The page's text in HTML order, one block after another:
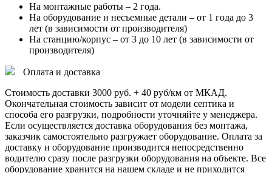
На монтажные работы – 2 года.
На оборудование и несъемные детали – от 1 года до 3
лет (в зависимости от производителя)
На станцию/корпус – от 3 до 10 лет (в зависимости от
производителя)
Оплата и доставка
Стоимость доставки 3000 руб. + 40 руб/км от МКАД.
Окончательная стоимость зависит от модели септика и
способа его разгрузки, подробности уточняйте у менеджера.
Если осуществляется доставка оборудования без монтажа,
заказчик самостоятельно разгружает оборудование. Оплата за
доставку и оборудование производится непосредственно
водителю сразу после разгрузки оборудования на объекте. Все
оборудование хранится на нашем складе и не приходится